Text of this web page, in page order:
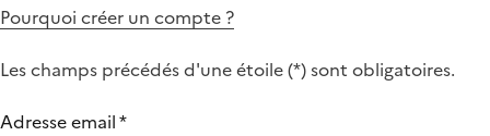
Pourquoi créer un compte ?
Les champs précédés d'une étoile (*) sont obligatoires.
Adresse email*